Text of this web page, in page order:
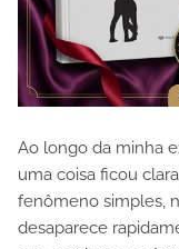
Ao longo da minha
uma coisa ficou
fenômeno simples,
desaparece